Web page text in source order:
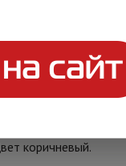
коричневый.